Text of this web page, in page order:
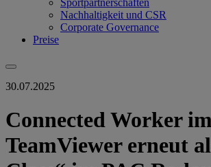
Nachhaltigkeit und CSR
Corporate Governance
Preise
30.07.2025
Connected Worker
TeamViewer erneut